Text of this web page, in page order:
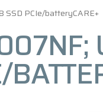
SSD PCIe/batteryCARE+